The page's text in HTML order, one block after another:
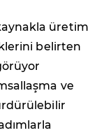
üretim
belirten
ve